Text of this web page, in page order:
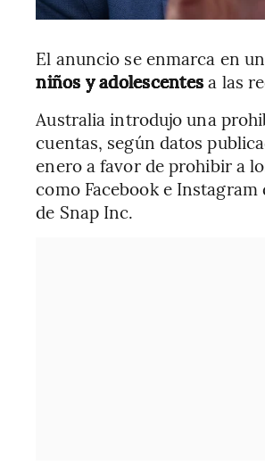
El anuncio se enmarca en
niños y adolescentesa las
Australia introdujo una
cuentas, según datos
enero a favor de prohibir a
como Facebook e
de Snap Inc.